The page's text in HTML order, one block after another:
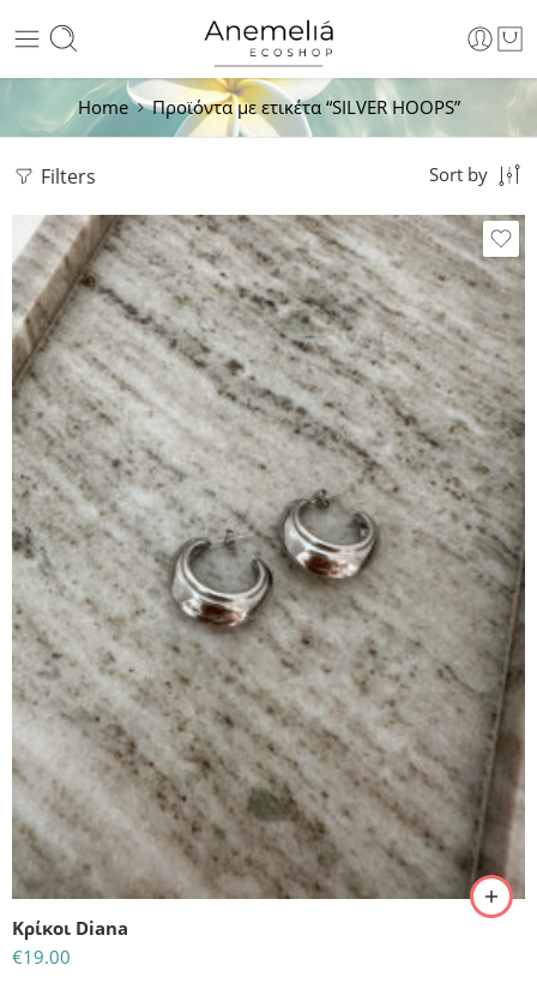
Home Προϊόντα με ετικέτα “SILVER HOOPS”
Filters Sort by
Κρίκοι Diana
€19.00